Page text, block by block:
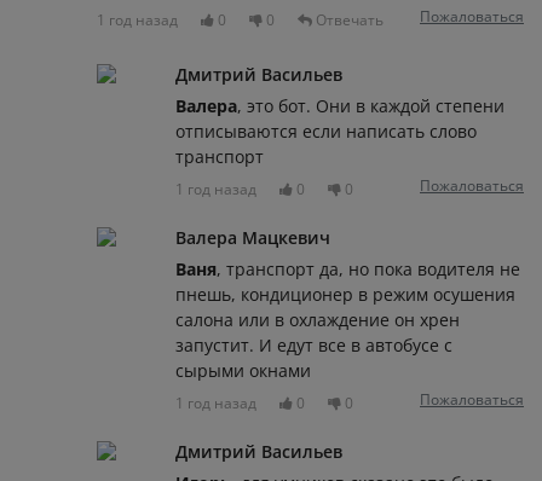
1 год назад 0 0 Отвечать Пожаловаться
Дмитрий Васильев
Валера, это бот. Они в каждой степени
отписываются если написать слово
транспорт
1 год назад 0 0 Пожаловаться
Валера Мацкевич
Ваня, транспорт да, но пока водителя не
пнешь, кондиционер в режим осушения
салона или в охлаждение он хрен
запустит. И едут все в автобусе с
сырыми окнами
1 год назад 0 0 Пожаловаться
Дмитрий Васильев